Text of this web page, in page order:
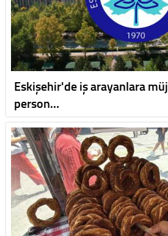
Eskişehir'de iş arayanlara
person…